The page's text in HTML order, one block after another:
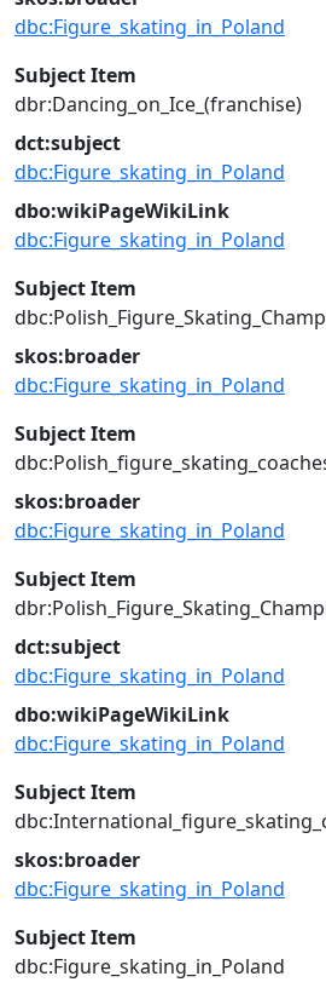
dbc:Figure_skating_in_Poland
Subject Item
dbr:Dancing_on_Ice_(franchise)
dct:subject
dbc:Figure_skating_in_Poland
dbo:wikiPageWikiLink
dbc:Figure_skating_in_Poland
Subject Item
skos:broader
dbc:Figure_skating_in_Poland
Subject Item
skos:broader
dbc:Figure_skating_in_Poland
Subject Item
dct:subject
dbc:Figure_skating_in_Poland
dbo:wikiPageWikiLink
dbc:Figure_skating_in_Poland
Subject Item
skos:broader
dbc:Figure_skating_in_Poland
Subject Item
dbc:Figure_skating_in_Poland